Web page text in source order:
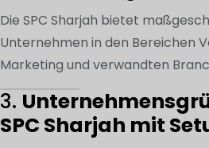
Die SPC Sharjah bietet
Unternehmen in den Bereichen
Marketing und verwandten
3.
SPC Sharjah mit